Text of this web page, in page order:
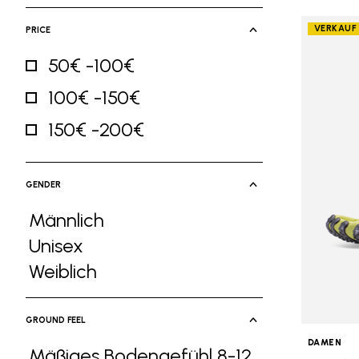
PRICE
50€ -100€
Refine by Price: 50€ -100€
100€ -150€
Refine by Price: 100€ -150€
150€ -200€
GENDER
Männlich
Refine by Gender: Männlich
Unisex
Refine by Gender: Unisex
Weiblich
Refine by Gender: Weiblich
GROUND FEEL
VERKAUF
DAMEN